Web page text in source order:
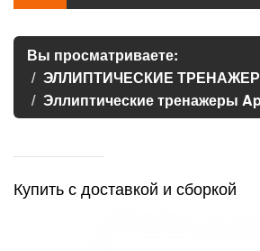
Вы просматриваете:
ЭЛЛИПТИЧЕСКИЕ
Эллиптические тренажеры
Купить с доставкой и сборкой